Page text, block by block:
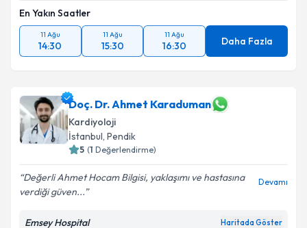
En Yakın Saatler
11 Ağu
14:30
11 Ağu
15:30
11 Ağu
16:30 Daha Fazla
Doç. Dr. Ahmet Karaduman
Kardiyoloji
İstanbul, Pendik
5 (1 Değerlendirme)
Değerli Ahmet Hocam Bilgisi, yaklaşımı ve hastasına
verdiği güven...
Devamı
Emsey Hospital Haritada Göster